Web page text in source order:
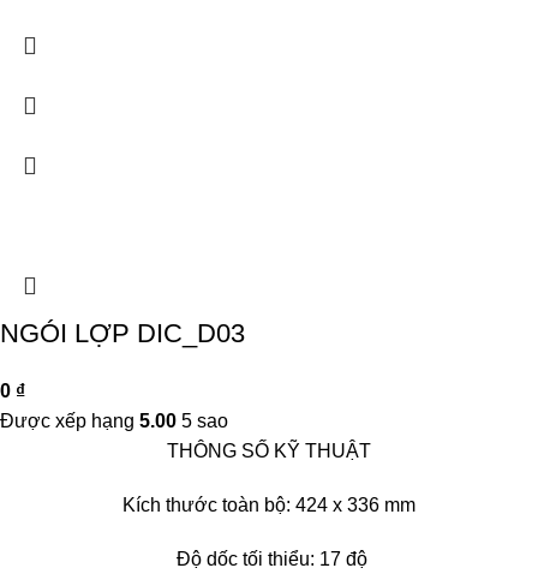
NGÓI LỢP DIC_D03
0 ₫
Được xếp hạng 5.00 5 sao
THÔNG SỐ KỸ THUẬT
Kích thước toàn bộ: 424 x 336 mm
Độ dốc tối thiểu: 17 độ